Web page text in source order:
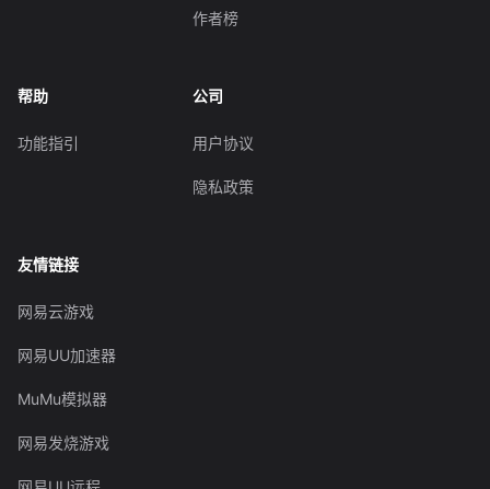
作者榜
帮助
功能指引
公司
用户协议
隐私政策
友情链接
网易云游戏
网易UU加速器
MuMu模拟器
网易发烧游戏